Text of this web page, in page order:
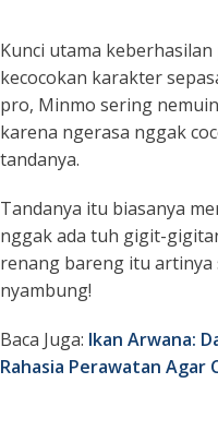
Kunci utama
kecocokan karakter
pro, Minmo sering
karena ngerasa nggak
tandanya.
Tandanya itu biasanya
nggak ada tuh gigit-
renang bareng itu artinya
nyambung!
Baca Juga: Ikan Arwana:
Rahasia Perawatan Agar